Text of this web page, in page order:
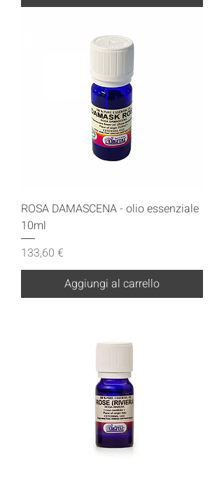
ROSA DAMASCENA - olio essenziale
10ml
Prezzo
133,60 €
Aggiungi al carrello